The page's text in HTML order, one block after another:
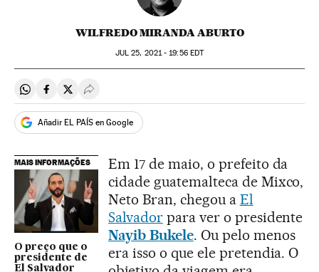
WILFREDO MIRANDA ABURTO
JUL 25, 2021 - 19:56EDT
Compartir en Whatsapp
Compartir en Facebook
Compartir en Twitter
Desplegar Redes Sociales
Añadir EL PAÍS en Google
MAIS INFORMAÇÕES
O preço que o
presidente de
El Salvador
Em 17 de maio, o prefeito da
cidade guatemalteca de Mixco,
Neto Bran, chegou a El
Salvadorpara ver o presidente
Nayib Bukele. Ou pelo menos
era isso o que ele pretendia. O